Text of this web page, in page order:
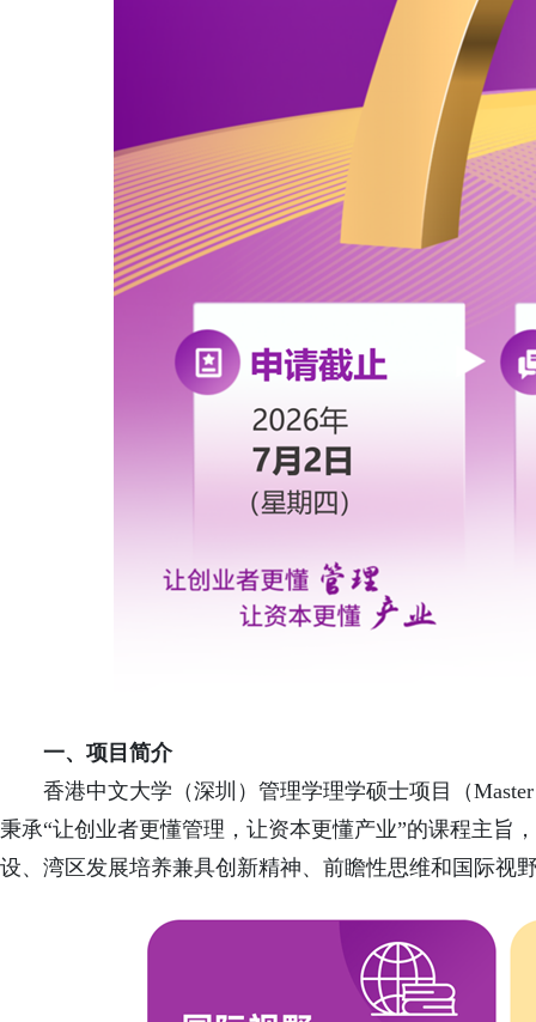
一、项目简介
香港中文大学（深圳）管理学理学硕士项目（
秉承“让创业者更懂管理，让资本更懂产业”的课程主旨
设、湾区发展培养兼具创新精神、前瞻性思维和国际视